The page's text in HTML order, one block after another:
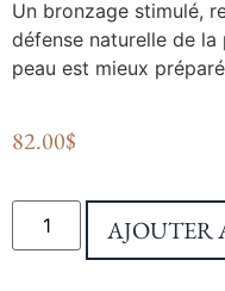
Un bronzage stimulé,
défense naturelle de la
peau est mieux
82.00$
AJOUTER